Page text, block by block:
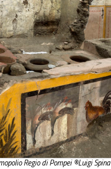
Regio di Pompei ®Luigi Spina